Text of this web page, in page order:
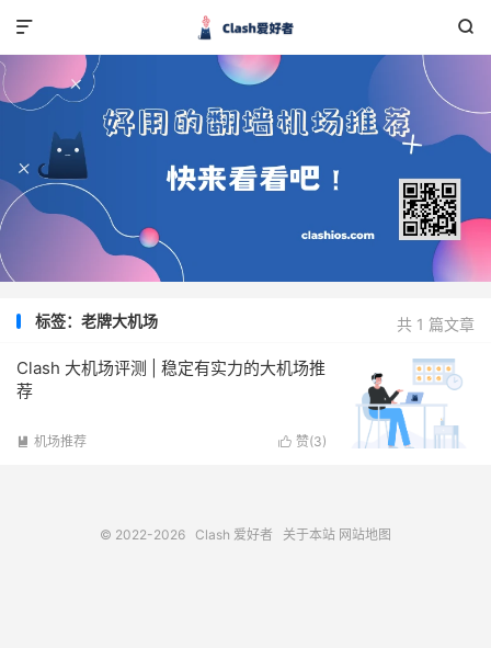


共 1 篇文章
标签：老牌大机场
Clash 大机场评测 | 稳定有实力的大机场推
荐
 赞(3)
 机场推荐
© 2022-2026 Clash 爱好者 关于本站 网站地图